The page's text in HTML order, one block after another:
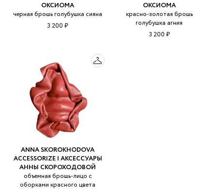
ОКСИОМА
черная брошь голубушка сияна
3 200 ₽
ОКСИОМА
красно-золотая брошь
голубушка агния
3 200 ₽
ANNA SKOROKHODOVA
ACCESSORIZE | АКСЕССУАРЫ
АННЫ СКОРОХОДОВОЙ
объемная брошь-лицо с
оборками красного цвета